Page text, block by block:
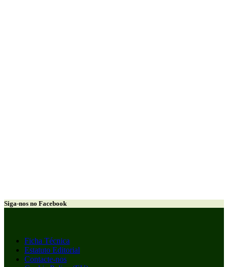
Siga-nos no Facebook
Ficha Técnica
Estatuto Editorial
Contacte-nos